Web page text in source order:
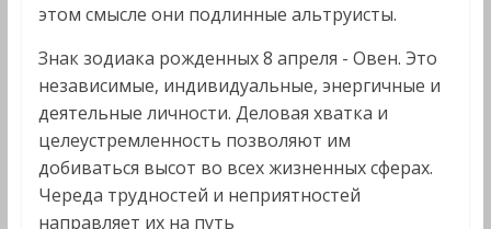
этом смысле они подлинные альтруисты.
Знак зодиака рожденных 8 апреля - Овен. Это
независимые, индивидуальные, энергичные и
деятельные личности. Деловая хватка и
целеустремленность позволяют им
добиваться высот во всех жизненных сферах.
Череда трудностей и неприятностей
направляет их на путь